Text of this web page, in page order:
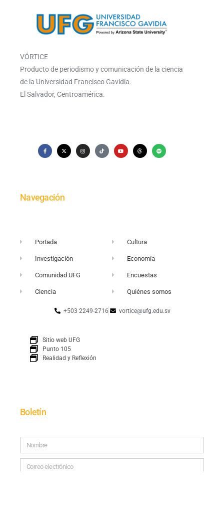
VÓRTICE
Producto de periodismo y comunicación de la ciencia
de la Universidad Francisco Gavidia.
El Salvador, Centroamérica.
Navegación
Portada
Investigación
Comunidad UFG
Ciencia
Cultura
Economía
Encuestas
Quiénes somos
+503 2249-2716 vortice@ufg.edu.sv
Sitio web UFG
Punto 105
Realidad y Reflexión
Boletín